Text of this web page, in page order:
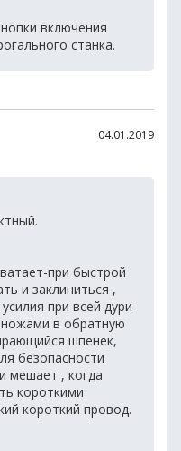
включения
станка.
04.01.2019
при быстрой
и заклиниться ,
при всей дури
в обратную
шпенек,
безопасности
мешает , когда
короткими
короткий провод.